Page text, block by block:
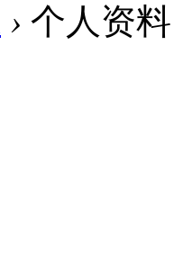
› 个人资料